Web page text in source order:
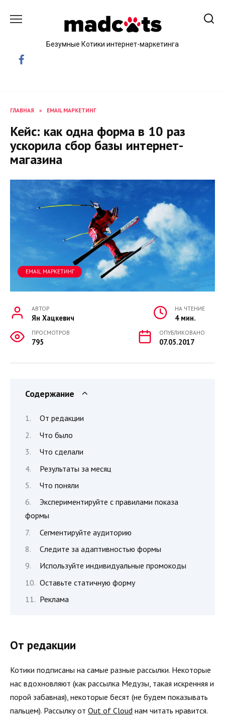
Безумные Котики интернет-маркетинга
ГЛАВНАЯ » EMAIL МАРКЕТИНГ
Кейс: как одна форма в 10 раз
ускорила сбор базы интернет-
магазина
EMAIL МАРКЕТИНГ
АВТОР
Ян Хацкевич
НА ЧТЕНИЕ
4 мин.
ПРОСМОТРОВ
795
ОПУБЛИКОВАНО
07.05.2017
Содержание
От редакции
Что было
Что сделали
Результаты за месяц
Что поняли
Экспериментируйте с правилами показа
формы
Сегментируйте аудиторию
Следите за адаптивностью формы
Используйте индивидуальные промокоды
Оставьте статичную форму
Реклама
От редакции
Котики подписаны на самые разные рассылки. Некоторые
нас вдохновляют (как рассылка Медузы, такая искренняя и
порой забавная), некоторые бесят (не будем показывать
пальцем). Рассылку от Out of Cloud нам читать нравится.